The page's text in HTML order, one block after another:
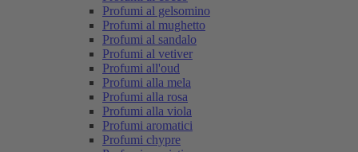
Profumi al gelsomino
Profumi al mughetto
Profumi al sandalo
Profumi al vetiver
Profumi all'oud
Profumi alla mela
Profumi alla rosa
Profumi alla viola
Profumi aromatici
Profumi chypre